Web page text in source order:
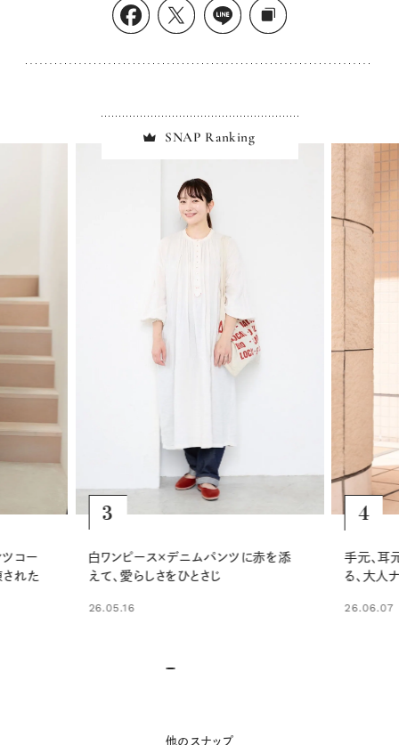
SNAP Ranking
を添
4
手元、耳元、足元の小物で引き締め
る、大人ナチュラルなコーディネート
26.06.07
5
上品なシ
ザー小物
25.08.30
他のスナップ